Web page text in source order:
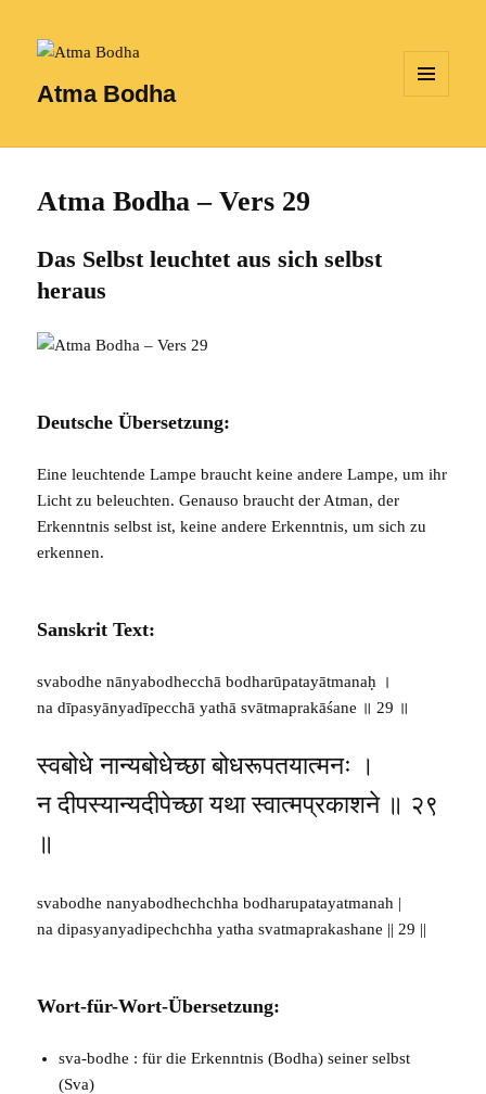
Atma Bodha
Atma Bodha – Vers 29
Das Selbst leuchtet aus sich selbst
heraus
Deutsche Übersetzung:
Eine leuchtende Lampe braucht keine andere Lampe, um ihr
Licht zu beleuchten. Genauso braucht der Atman, der
Erkenntnis selbst ist, keine andere Erkenntnis, um sich zu
erkennen.
Sanskrit Text:
svabodhe nānyabodhecchā bodharūpatayātmanaḥ ।
na dīpasyānyadīpecchā yathā svātmaprakāśane ॥ 29 ॥
स्वबोधे नान्यबोधेच्छा बोधरूपतयात्मनः ।
न दीपस्यान्यदीपेच्छा यथा स्वात्मप्रकाशने ॥ २९
॥
svabodhe nanyabodhechchha bodharupatayatmanah |
na dipasyanyadipechchha yatha svatmaprakashane || 29 ||
Wort-für-Wort-Übersetzung:
sva-bodhe : für die Erkenntnis (Bodha) seiner selbst
(Sva)